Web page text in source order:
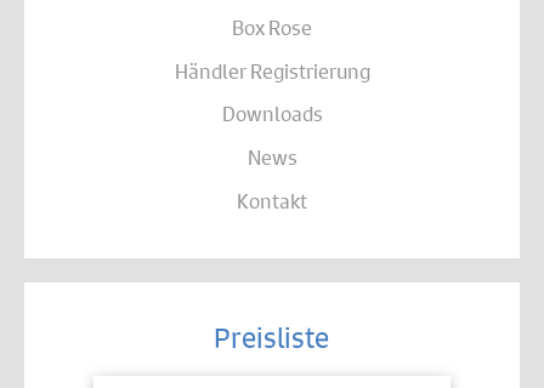
Box Rose
Händler Registrierung
Downloads
News
Kontakt
Preisliste